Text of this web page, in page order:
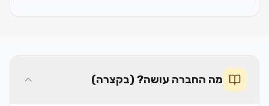
מה החברה עושה? (בקצרה)